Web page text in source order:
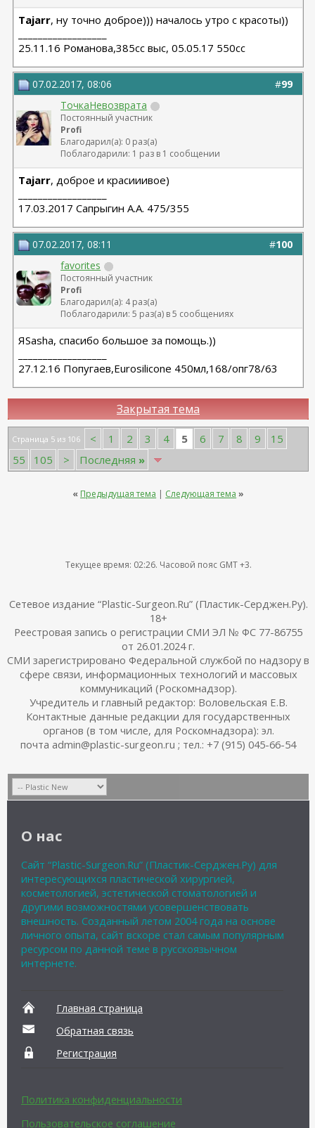
Tajarr, ну точно доброе))) началось утро с красоты))
25.11.16 Романова,385сс выс, 05.05.17 550сс
#99
07.02.2017, 08:06
ТочкаНевозврата
Постоянный участник
Profi
Благодарил(а): 0 раз(а)
Поблагодарили: 1 раз в 1 сообщении
Tajarr, доброе и красииивое)
17.03.2017 Сапрыгин А.А. 475/355
#100
07.02.2017, 08:11
favorites
Постоянный участник
Profi
Благодарил(а): 4 раз(а)
Поблагодарили: 5 раз(а) в 5 сообщениях
ЯSasha, спасибо большое за помощь.))
27.12.16 Попугаев,Eurosilicone 450мл,168/опг78/63
Закрытая тема
Страница 5 из 106 < 1 2 3 4 5 6 7 8 9
15
55
105 > Последняя »
« Предыдущая тема | Следующая тема »
Текущее время: 02:26. Часовой пояс GMT +3.
Сетевое издание “Plastic-Surgeon.Ru” (Пластик-Серджен.Ру).
18+
Реестровая запись о регистрации СМИ ЭЛ № ФС 77-86755
от 26.01.2024 г.
СМИ зарегистрировано Федеральной службой по надзору в
сфере связи, информационных технологий и массовых
коммуникаций (Роскомнадзор).
Учредитель и главный редактор: Воловельская Е.В.
Контактные данные редакции для государственных
органов (в том числе, для Роскомнадзора): эл.
почта admin@plastic-surgeon.ru ; тел.: +7 (915) 045-66-54
О нас
Сайт “Plastic-Surgeon.Ru” (Пластик-Серджен.Ру) для
интересующихся пластической хирургией,
косметологией, эстетической стоматологией и
другими возможностями усовершенствовать
внешность. Созданный летом 2004 года на основе
личного опыта, сайт вскоре стал самым популярным
ресурсом по данной теме в русскоязычном
интернете.
Главная страница
Обратная связь
Регистрация
Политика конфиденциальности
Пользовательское соглашение